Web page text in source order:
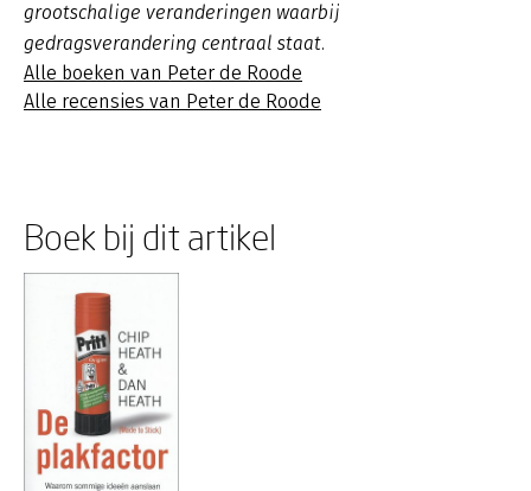
grootschalige veranderingen waarbij
gedragsverandering centraal staat.
Alle boeken van Peter de Roode
Alle recensies van Peter de Roode
Boek bij dit artikel